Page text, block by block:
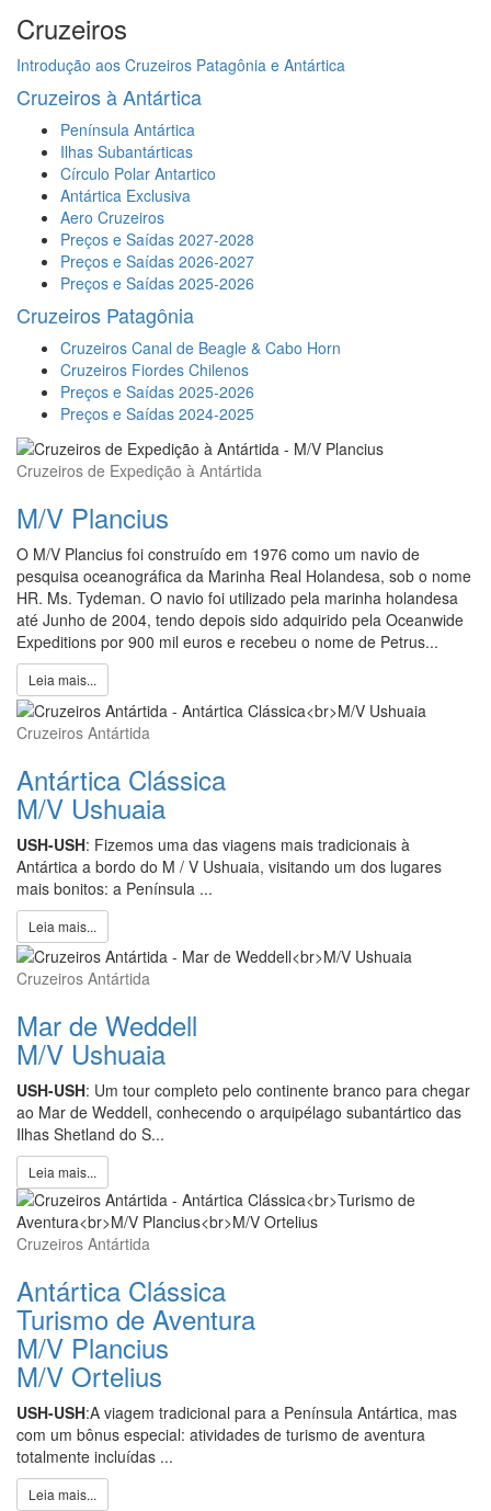
Cruzeiros
Introdução aos Cruzeiros Patagônia e Antártica
Cruzeiros à Antártica
Península Antártica
Ilhas Subantárticas
Círculo Polar Antartico
Antártica Exclusiva
Aero Cruzeiros
Preços e Saídas 2027-2028
Preços e Saídas 2026-2027
Preços e Saídas 2025-2026
Cruzeiros Patagônia
Cruzeiros Canal de Beagle & Cabo Horn
Cruzeiros Fiordes Chilenos
Preços e Saídas 2025-2026
Preços e Saídas 2024-2025
Cruzeiros de Expedição à Antártida
M/V Plancius
O M/V Plancius foi construído em 1976 como um navio de
pesquisa oceanográfica da Marinha Real Holandesa, sob o nome
HR. Ms. Tydeman. O navio foi utilizado pela marinha holandesa
até Junho de 2004, tendo depois sido adquirido pela Oceanwide
Expeditions por 900 mil euros e recebeu o nome de Petrus...
Leia mais...
Cruzeiros Antártida
Antártica Clássica
M/V Ushuaia
USH-USH: Fizemos uma das viagens mais tradicionais à
Antártica a bordo do M / V Ushuaia, visitando um dos lugares
mais bonitos: a Península ...
Leia mais...
Cruzeiros Antártida
Mar de Weddell
M/V Ushuaia
USH-USH: Um tour completo pelo continente branco para chegar
ao Mar de Weddell, conhecendo o arquipélago subantártico das
Ilhas Shetland do S...
Leia mais...
Cruzeiros Antártida
Antártica Clássica
Turismo de Aventura
M/V Plancius
M/V Ortelius
USH-USH:A viagem tradicional para a Península Antártica, mas
com um bônus especial: atividades de turismo de aventura
totalmente incluídas ...
Leia mais...